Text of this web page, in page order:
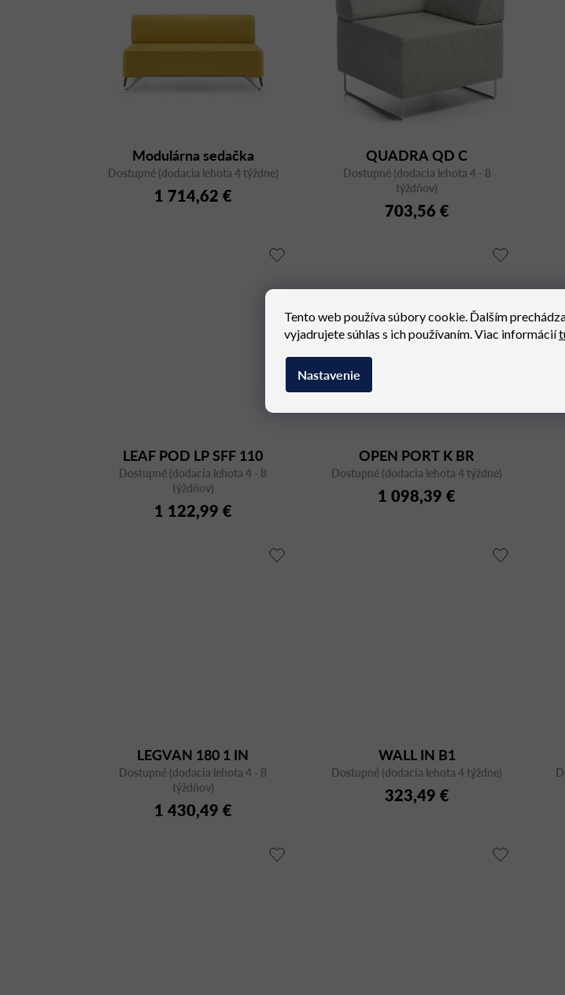
Tento web používa súbory cookie. Ďalším
vyjadrujete súhlas s ich používaním. Viac informácií
Nastavenie
Modulárna sedačka
SOFTBOX 2B aluminum,
dvojmiestna
Dostupné (dodacia lehota 4 týždne)
1 714,62 €
QUADRA QD C
Dostupné (dodacia lehota 4 - 8
týždňov)
703,56 €
LEAF POD LP SFF 110
Dostupné (dodacia lehota 4 - 8
týždňov)
1 122,99 €
OPEN PORT K BR
Dostupné (dodacia lehota 4 týždne)
1 098,39 €
LEGVAN 180 1 IN
Dostupné (dodacia lehota 4 - 8
týždňov)
1 430,49 €
WALL IN B1
Dostupné (dodacia lehota 4 týždne)
323,49 €